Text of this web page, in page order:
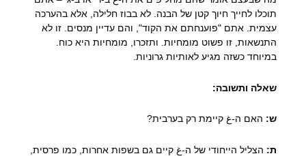
תוכלו לחייך חיוך קטן של הבנה. לא בבוז חלילה, אלא בהערכה
עצמית. אתם "פוענחתם את הקוד", והם עדיין מנסים. זו לא
התנשאות, זו פשוט מומחיות. ותזכרו, מומחיות היא כוח.
במיוחד כשזה מגיע לאותיות גרוניות.
שאלה ותשובה:
ש: האם ה-غ קיימת רק בערבית?
ת: הצליל הייחודי של ה-غ קיים גם בשפות אחרות, כמו פרסית,